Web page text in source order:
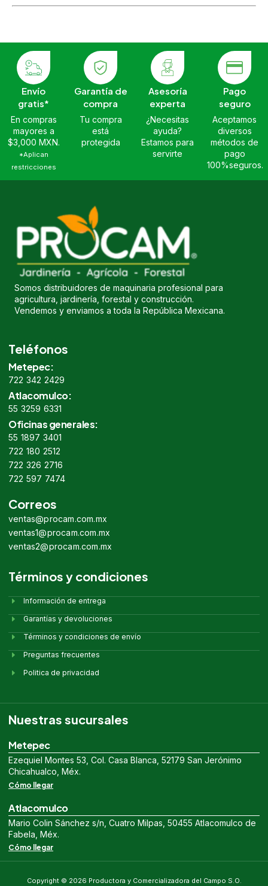
Envío
gratis*
En compras
mayores a
$3,000 MXN.
*Aplican
restricciones
Garantía de
compra
Tu compra
está
protegida
Asesoría
experta
¿Necesitas
ayuda?
Estamos para
servirte
Pago
seguro
Aceptamos
diversos
métodos de
pago
100%seguros.
Somos distribuidores de maquinaria profesional para
agricultura, jardinería, forestal y construcción.
Vendemos y enviamos a toda la República Mexicana.
Teléfonos
Metepec:
722 342 2429
Atlacomulco:
55 3259 6331
Oficinas generales:
55 1897 3401
722 180 2512
722 326 2716
722 597 7474
Correos
ventas@procam.com.mx
ventas1@procam.com.mx
ventas2@procam.com.mx
Términos y condiciones
Información de entrega
Garantías y devoluciones
Términos y condiciones de envío
Preguntas frecuentes
Politica de privacidad
Nuestras sucursales
Metepec
Ezequiel Montes 53, Col. Casa Blanca, 52179 San Jerónimo
Chicahualco, Méx.
Cómo llegar
Atlacomulco
Mario Colin Sánchez s/n, Cuatro Milpas, 50455 Atlacomulco de
Fabela, Méx.
Cómo llegar
Copyright © 2026 Productora y Comercializadora del Campo S.O.